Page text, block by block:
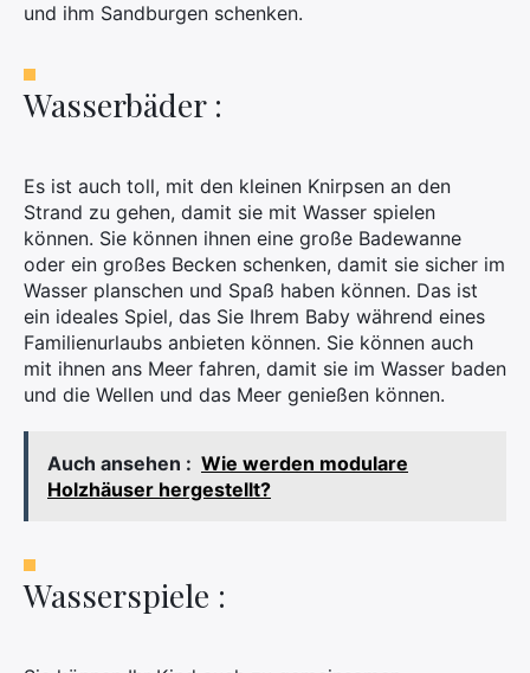
und ihm Sandburgen schenken.
Wasserbäder :
Es ist auch toll, mit den kleinen Knirpsen an den
Strand zu gehen, damit sie mit Wasser spielen
können. Sie können ihnen eine große Badewanne
oder ein großes Becken schenken, damit sie sicher im
Wasser planschen und Spaß haben können. Das ist
ein ideales Spiel, das Sie Ihrem Baby während eines
Familienurlaubs anbieten können. Sie können auch
mit ihnen ans Meer fahren, damit sie im Wasser baden
und die Wellen und das Meer genießen können.
Auch ansehen : Wie werden modulare
Holzhäuser hergestellt?
Wasserspiele :